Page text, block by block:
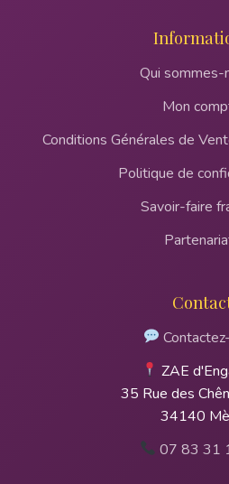
Qui sommes-
Mon
Conditions Générales de
Politique de
Savoir-faire
ZAE
35 Rue des
34140
07 83 31